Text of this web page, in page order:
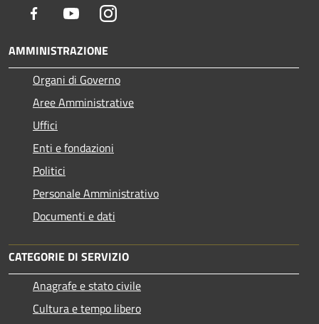
Facebook YoutubeInstagram
AMMINISTRAZIONE
Organi di Governo
Aree Amministrative
Uffici
Enti e fondazioni
Politici
Personale Amministrativo
Documenti e dati
CATEGORIE DI SERVIZIO
Anagrafe e stato civile
Cultura e tempo libero